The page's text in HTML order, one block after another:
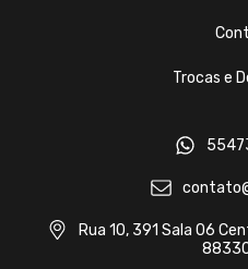
Trocas e
Rua 10, 391 Sala 06